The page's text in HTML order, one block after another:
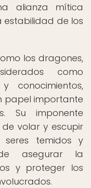
alianza mítica
de los
los dragones,
como
conocimientos,
papel importante
Su imponente
volar y escupir
temidos y
asegurar la
y proteger los